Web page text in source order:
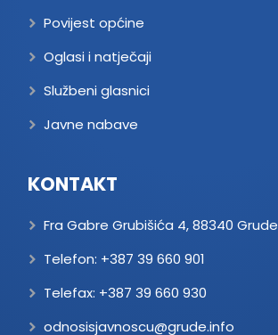
Povijest općine
Oglasi i natječaji
Službeni glasnici
Javne nabave
KONTAKT
Fra Gabre Grubišića 4, 88340 Grude
Telefon: +387 39 660 901
Telefax: +387 39 660 930
odnosisjavnoscu@grude.info